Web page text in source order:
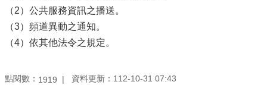
（2）公共服務資訊之播送。
（3）頻道異動之通知。
（4）依其他法令之規定。
點閱數： 1919
資料更新：112-10-31 07:43